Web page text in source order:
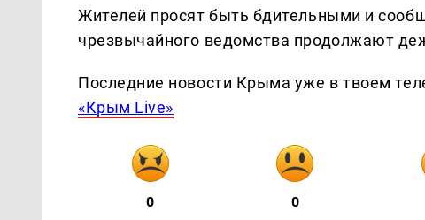
Жителей просят быть бдительными и
чрезвычайного ведомства продолжают
Последние новости Крыма уже в твоем
«Крым Live»
0 0